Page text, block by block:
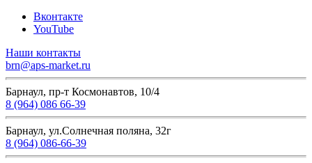
Вконтакте
YouTube
Наши контакты
brn@aps-market.ru
Барнаул, пр-т Космонавтов, 10/4
8 (964) 086 66-39
Барнаул, ул.Солнечная поляна, 32г
8 (964) 086-66-39